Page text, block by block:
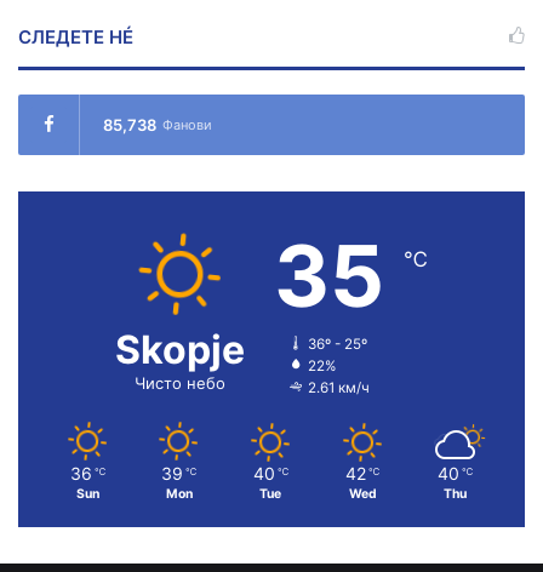
СЛЕДЕТЕ НÉ
85,738 Фанови
Skopje
Чисто небо
35 ℃
36º - 25º
22%
2.61 км/ч
36 ℃
Sun
39 ℃
Mon
40 ℃
Tue
42 ℃
Wed
40 ℃
Thu